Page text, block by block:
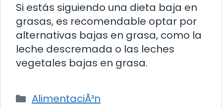
Si estás siguiendo una dieta baja en
grasas, es recomendable optar por
alternativas bajas en grasa, como la
leche descremada o las leches
vegetales bajas en grasa.
Categorías
AlimentaciÃ³n